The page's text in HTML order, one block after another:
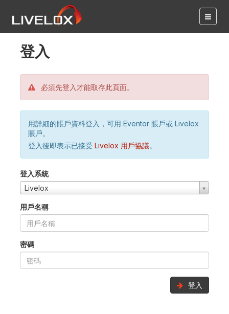
登入
必須先登入才能取存此頁面。
用詳細的賬戶資料登入，可用 Eventor 賬戶或 Livelox
賬戶。
登入後即表示已接受 Livelox 用戶協議。
登入系統
Livelox
用戶名稱
密碼
登入